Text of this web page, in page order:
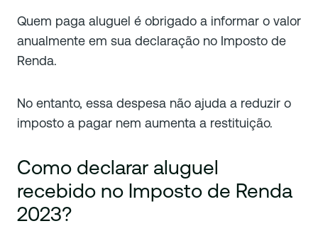
Quem paga aluguel é obrigado a informar o valor
anualmente em sua declaração no Imposto de
Renda.
No entanto, essa despesa não ajuda a reduzir o
imposto a pagar nem aumenta a restituição.
Como declarar aluguel
recebido no Imposto de Renda
2023?